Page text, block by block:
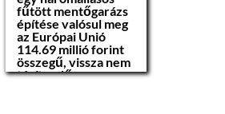
fűtött mentőgarázs
építése valósul meg
az Európai Unió
114.69 millió forint
összegű, vissza nem
térítendő